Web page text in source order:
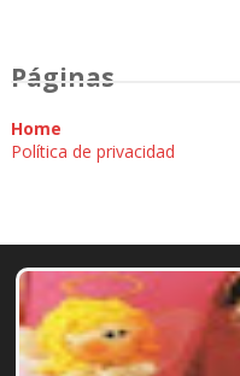
Páginas
Home
Política de privacidad